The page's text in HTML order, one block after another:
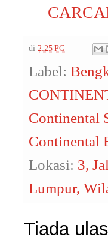
di 2:25 PG
Label:
Continental
Continental
Lokasi: 3,
Lumpur,
Tiada